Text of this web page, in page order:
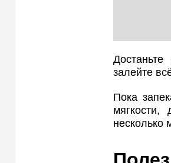
залейте
Пока
мягкости,
несколько